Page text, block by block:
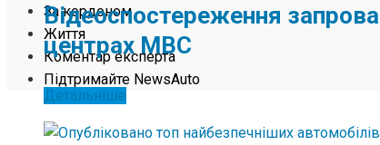
За кордоном
Життя
Коментар експерта
Підтримайте NewsAuto
Відеоспостереження
центрах МВС
Детальніше